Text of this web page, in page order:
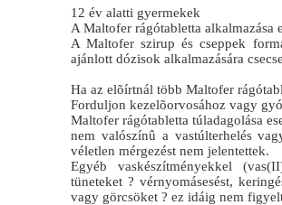
12 év alatti gyermekek
A Maltofer rágótabletta alkalmazása
A Maltofer szirup és cseppek
ajánlott dózisok alkalmazására
Ha az elõírtnál több Maltofer
Forduljon kezelõorvosához vagy
Maltofer rágótabletta túladagolása
nem valószínû a vastúlterhelés
véletlen mérgezést nem jelentettek.
Egyéb vaskészítményekkel
tüneteket ? vérnyomásesést,
vagy görcsöket ? ez idáig nem